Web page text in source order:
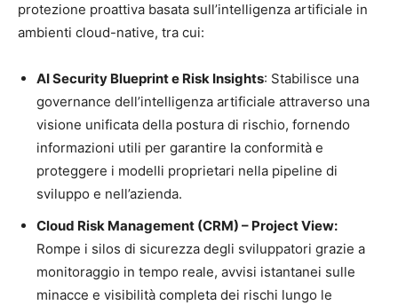
protezione proattiva basata sull’intelligenza artificiale in
ambienti cloud-native, tra cui:
AI Security Blueprint e Risk Insights: Stabilisce una
governance dell’intelligenza artificiale attraverso una
visione unificata della postura di rischio, fornendo
informazioni utili per garantire la conformità e
proteggere i modelli proprietari nella pipeline di
sviluppo e nell’azienda.
Cloud Risk Management (CRM) – Project View:
Rompe i silos di sicurezza degli sviluppatori grazie a
monitoraggio in tempo reale, avvisi istantanei sulle
minacce e visibilità completa dei rischi lungo le